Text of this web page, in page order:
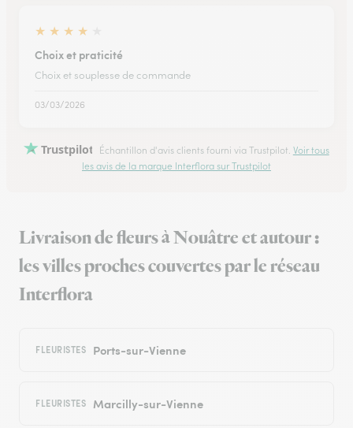
★ ★ ★ ★
Choix et praticité
Choix et souplesse de commande
03/03/2026
Trustpilot Échantillon d'avis clients fourni via Trustpilot. Voir tous
les avis de la marque Interflora sur Trustpilot
Livraison de fleurs à Nouâtre et autour :
les villes proches couvertes par le réseau
Interflora
FLEURISTES Ports-sur-Vienne
FLEURISTES Marcilly-sur-Vienne